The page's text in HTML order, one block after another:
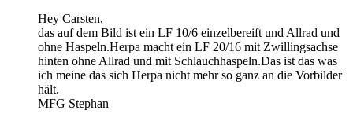
Hey Carsten,
das auf dem Bild ist ein LF 10/6 einzelbereift und Allrad und
ohne Haspeln.Herpa macht ein LF 20/16 mit Zwillingsachse
hinten ohne Allrad und mit Schlauchhaspeln.Das ist das was
ich meine das sich Herpa nicht mehr so ganz an die Vorbilder
hält.
MFG Stephan